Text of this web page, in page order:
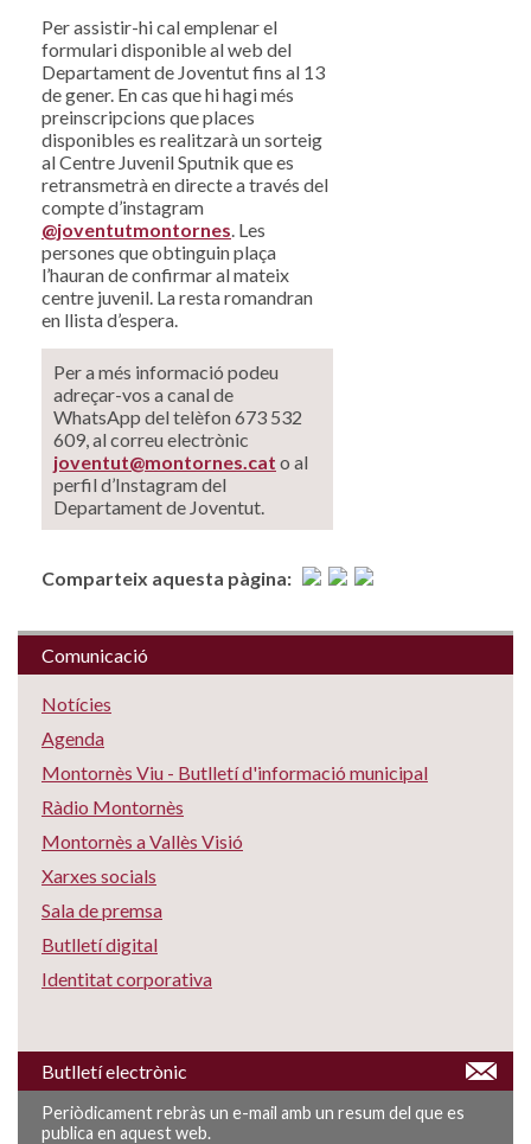
Per assistir-hi cal emplenar el
formulari disponible al web del
Departament de Joventut fins al 13
de gener. En cas que hi hagi més
preinscripcions que places
disponibles es realitzarà un sorteig
al Centre Juvenil Sputnik que es
retransmetrà en directe a través del
compte d’instagram
@joventutmontornes. Les
persones que obtinguin plaça
l’hauran de confirmar al mateix
centre juvenil. La resta romandran
en llista d’espera.
Per a més informació podeu
adreçar-vos a canal de
WhatsApp del telèfon 673 532
609, al correu electrònic
joventut@montornes.cat o al
perfil d’Instagram del
Departament de Joventut.
Comparteix aquesta pàgina:
Comunicació
Notícies
Agenda
Montornès Viu - Butlletí d'informació municipal
Ràdio Montornès
Montornès a Vallès Visió
Xarxes socials
Sala de premsa
Butlletí digital
Identitat corporativa
Butlletí electrònic
Periòdicament rebràs un e-mail amb un resum del que es
publica en aquest web.